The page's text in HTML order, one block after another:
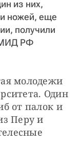
из них,
и ножей, еще
получили
РФ
молодежи
Один
от палок и
Перу и
РФ